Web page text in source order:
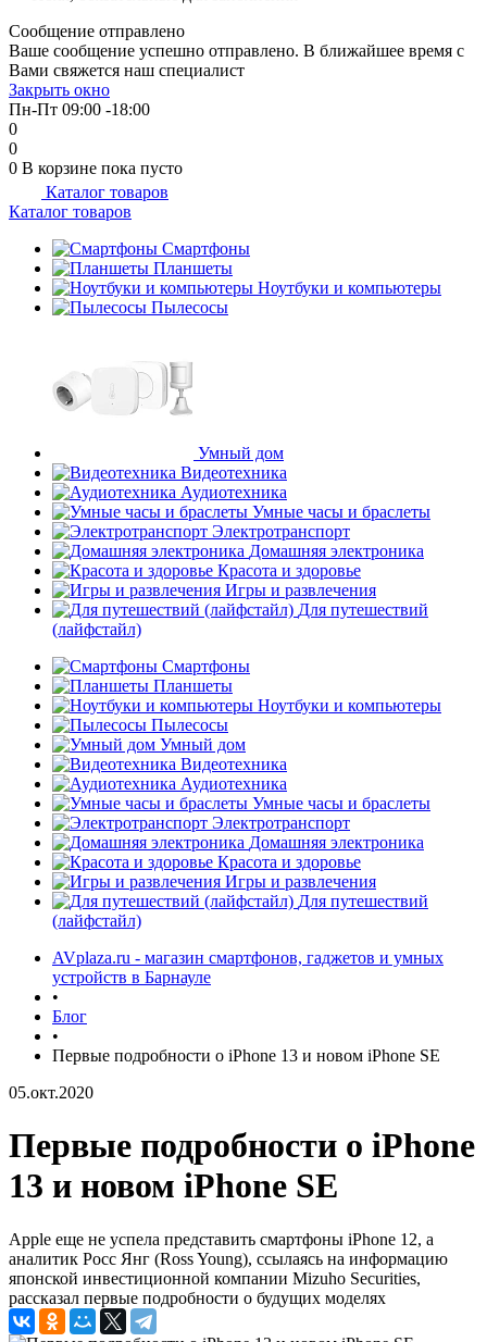
Сообщение отправлено
Ваше сообщение успешно отправлено. В ближайшее время с
Вами свяжется наш специалист
Закрыть окно
Пн-Пт 09:00 -18:00
0
0
0 В корзине пока пусто
Каталог товаров
Каталог товаров
Смартфоны
Планшеты
Ноутбуки и компьютеры
Пылесосы
Умный дом
Видеотехника
Аудиотехника
Умные часы и браслеты
Электротранспорт
Домашняя электроника
Красота и здоровье
Игры и развлечения
Для путешествий
(лайфстайл)
Смартфоны
Планшеты
Ноутбуки и компьютеры
Пылесосы
Умный дом
Видеотехника
Аудиотехника
Умные часы и браслеты
Электротранспорт
Домашняя электроника
Красота и здоровье
Игры и развлечения
Для путешествий
(лайфстайл)
AVplaza.ru - магазин смартфонов, гаджетов и умных
устройств в Барнауле
•
Блог
•
Первые подробности о iPhone 13 и новом iPhone SE
05.окт.2020
Первые подробности о iPhone
13 и новом iPhone SE
Apple еще не успела представить смартфоны iPhone 12, а
аналитик Росс Янг (Ross Young), ссылаясь на информацию
японской инвестиционной компании Mizuho Securities,
рассказал первые подробности о будущих моделях